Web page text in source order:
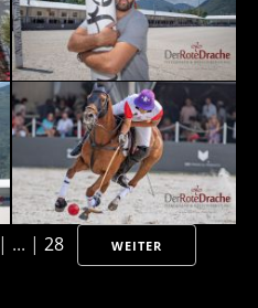
| ... | 28 WEITER